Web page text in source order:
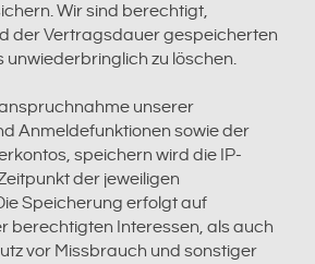
Wir sind berechtigt,
der Vertragsdauer gespeicherten
unwiederbringlich zu löschen.
unserer
Anmeldefunktionen sowie der
speichern wird die IP-
der jeweiligen
Speicherung erfolgt auf
berechtigten Interessen, als auch
vor Missbrauch und sonstiger